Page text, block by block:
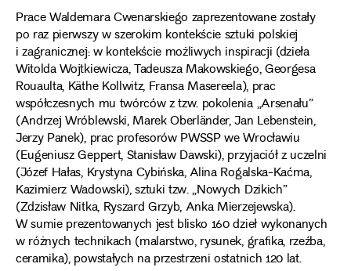
Prace Waldemara Cwenarskiego zaprezentowane zostały
po raz pierwszy w szerokim kontekście sztuki polskiej
i zagranicznej: w kontekście możliwych inspiracji (dzieła
Witolda Wojtkiewicza, Tadeusza Makowskiego, Georgesa
Rouaulta, Käthe Kollwitz, Fransa Masereela), prac
współczesnych mu twórców z tzw. pokolenia „Arsenału”
(Andrzej Wróblewski, Marek Oberländer, Jan Lebenstein,
Jerzy Panek), prac profesorów PWSSP we Wrocławiu
(Eugeniusz Geppert, Stanisław Dawski), przyjaciół z uczelni
(Józef Hałas, Krystyna Cybińska, Alina Rogalska-Kaćma,
Kazimierz Wadowski), sztuki tzw. „Nowych Dzikich”
(Zdzisław Nitka, Ryszard Grzyb, Anka Mierzejewska).
W sumie prezentowanych jest blisko 160 dzieł wykonanych
w różnych technikach (malarstwo, rysunek, grafika, rzeźba,
ceramika), powstałych na przestrzeni ostatnich 120 lat.